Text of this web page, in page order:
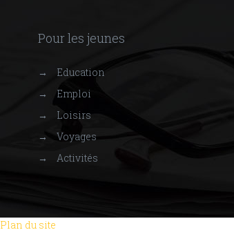
Pour les jeunes
→
Education
→
Emploi
→
Loisirs
→
Voyages
→
Activités
Plan du site